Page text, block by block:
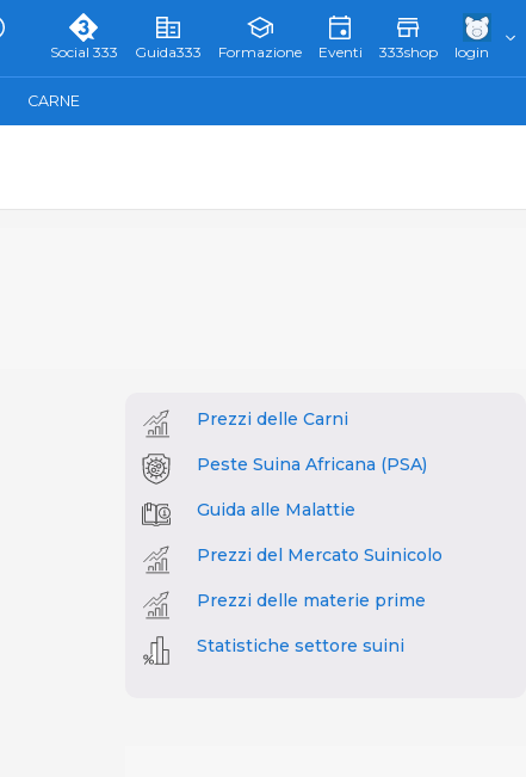
Social 333 Guida333 Formazione Eventi 333shop login
CARNE
Prezzi delle Carni
Peste Suina Africana (PSA)
Guida alle Malattie
Prezzi del Mercato Suinicolo
Prezzi delle materie prime
Statistiche settore suini